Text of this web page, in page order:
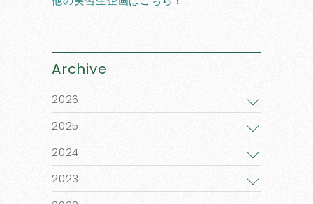
Archive
2026
2025
2024
2023